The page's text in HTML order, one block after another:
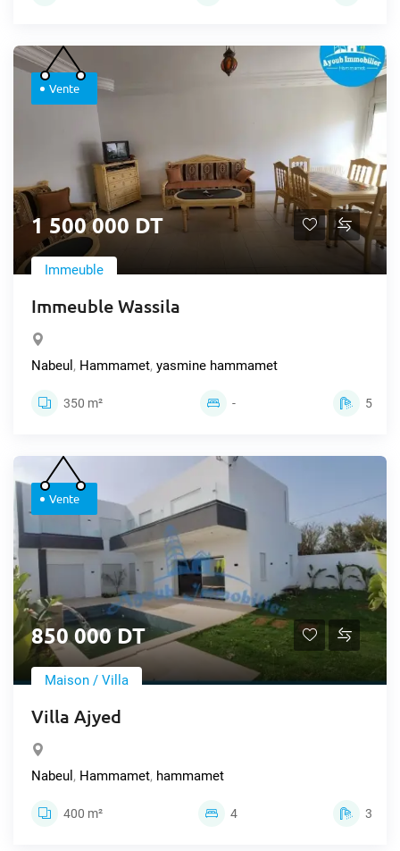
Vente
1 500 000 DT
Immeuble
Immeuble Wassila
Nabeul , Hammamet, yasmine hammamet
350 m² - 5
Vente
850 000 DT
Maison / Villa
Villa Ajyed
Nabeul , Hammamet, hammamet
400 m² 4 3